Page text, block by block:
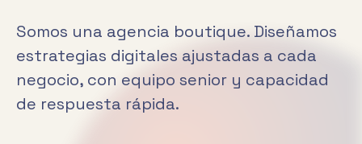
Somos una agencia boutique. Diseñamos
estrategias digitales ajustadas a cada
negocio, con equipo senior y capacidad
de respuesta rápida.